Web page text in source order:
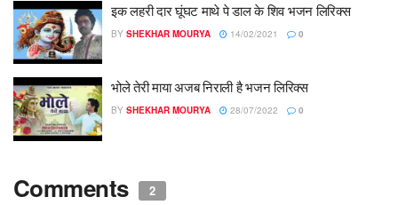
इक लहरी दार घूंघट माथे पे डाल के शिव भजन लिरिक्स
BY SHEKHAR MOURYA 14/02/2021 0
भोले तेरी माया अजब निराली है भजन लिरिक्स
BY SHEKHAR MOURYA 28/07/2022 0
Comments 2